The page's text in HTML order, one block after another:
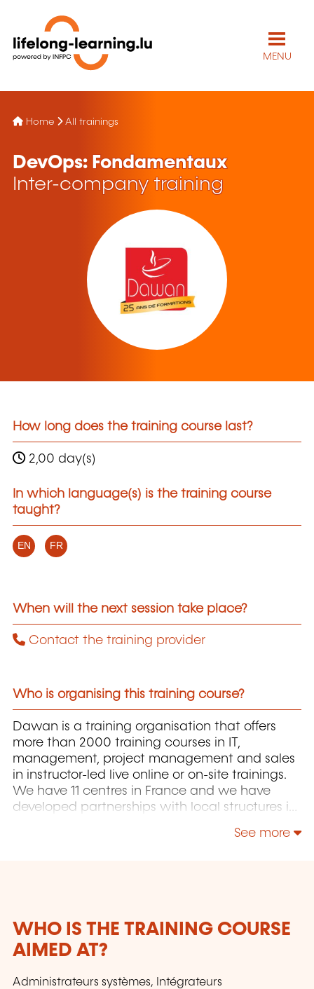
MENU
Home All trainings
DevOps: Fondamentaux
Inter-company training
How long does the training course last?
2,00 day(s)
In which language(s) is the training course
taught?
EN FR
When will the next session take place?
Contact the training provider
Who is organising this training course?
Dawan is a training organisation that offers
more than 2000 training courses in IT,
management, project management and sales
in instructor-led live online or on-site trainings.
We have 11 centres in France and we have
developed partnerships with local structures in
catalogue includes hundreds of topics: Java,
teaching experience. Constantly renewed, they
are adapted to the requirements of our
customers and to the evolution of technologies.
See more
WHO IS THE TRAINING COURSE
AIMED AT?
Administrateurs systèmes, Intégrateurs